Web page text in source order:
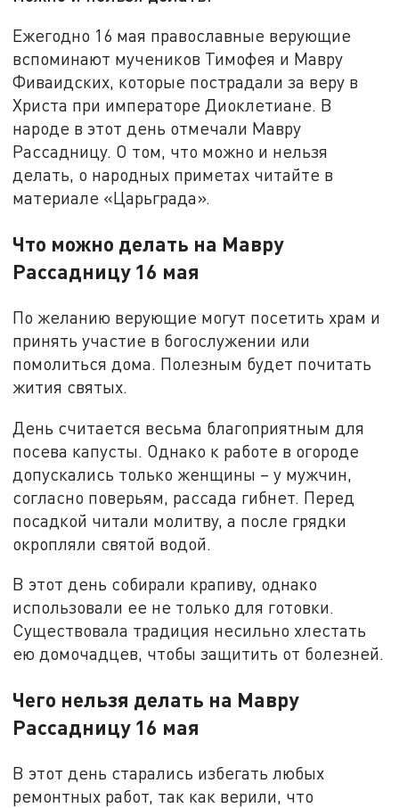
Ежегодно 16 мая православные верующие
вспоминают мучеников Тимофея и Мавру
Фиваидских, которые пострадали за веру в
Христа при императоре Диоклетиане. В
народе в этот день отмечали Мавру
Рассадницу. О том, что можно и нельзя
делать, о народных приметах читайте в
материале «Царьграда».
Что можно делать на Мавру
Рассадницу 16 мая
По желанию верующие могут посетить храм и
принять участие в богослужении или
помолиться дома. Полезным будет почитать
жития святых.
День считается весьма благоприятным для
посева капусты. Однако к работе в огороде
допускались только женщины – у мужчин,
согласно поверьям, рассада гибнет. Перед
посадкой читали молитву, а после грядки
окропляли святой водой.
В этот день собирали крапиву, однако
использовали ее не только для готовки.
Существовала традиция несильно хлестать
ею домочадцев, чтобы защитить от болезней.
Чего нельзя делать на Мавру
Рассадницу 16 мая
В этот день старались избегать любых
ремонтных работ, так как верили, что